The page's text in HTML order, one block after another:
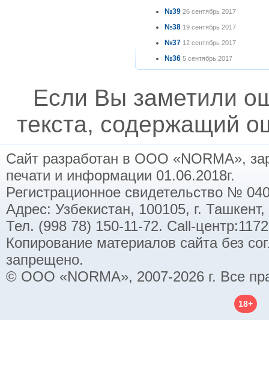
№39 26 сентябрь 2017
№38 19 сентябрь 2017
№37 12 сентябрь 2017
№36 5 сентябрь 2017
Если Вы заметили
текста, содержащий
Сайт разработан в ООО «NORMA»,
печати и информации 01.06.2018г.
Регистрационное свидетельство №
Адрес: Узбекистан, 100105, г.
Тел. (998 78) 150-11-72. Call-
Копирование материалов сайта без
запрещено.
© ООО «NORMA», 2007-2026 г. Все
18+